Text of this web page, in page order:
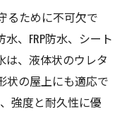
るために不可欠で
、FRP防水、シート
は、液体状のウレタ
状の屋上にも適応で
強度と耐久性に優